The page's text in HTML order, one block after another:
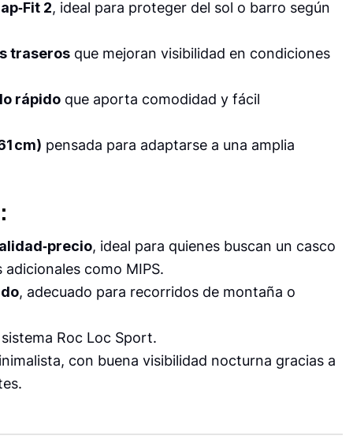
2, ideal para proteger del sol o barro según
traserosque mejoran visibilidad en condiciones
rápidoque aporta comodidad y fácil
cm) pensada para adaptarse a una amplia
, ideal para quienes buscan un casco
como MIPS.
, adecuado para recorridos de montaña o
Roc Loc Sport.
con buena visibilidad nocturna gracias a